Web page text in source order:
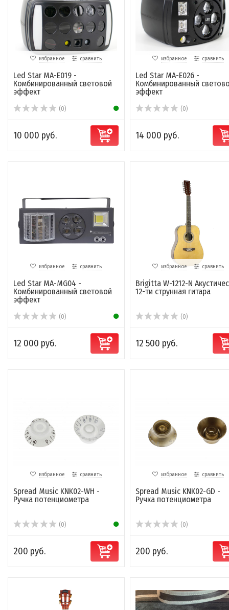
избранное сравнить
Led Star MA-E019 -
Комбинированный световой
эффект
(0)
10 000 руб.
избранное сравнить
Led Star MA-E026 -
Комбинированный
эффект
(0)
14 000 руб.
избранное сравнить
Led Star MA-MG04 -
Комбинированный световой
эффект
(0)
12 000 руб.
избранное сравнить
Brigitta W-1212-N
12-ти струнная гитара
(0)
12 500 руб.
избранное сравнить
Spread Music KNK02-WH -
Ручка потенциометра
(0)
200 руб.
избранное сравнить
Spread Music KNK02-GD -
Ручка потенциометра
(0)
200 руб.